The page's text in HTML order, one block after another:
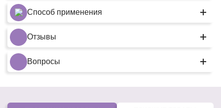
Способ применения
Отзывы
Вопросы